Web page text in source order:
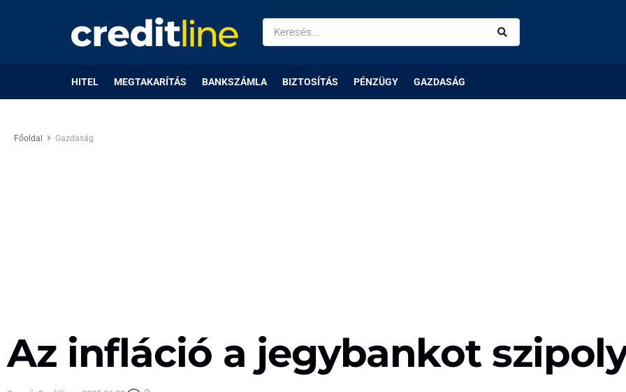
HITEL MEGTAKARÍTÁS BANKSZÁMLA BIZTOSÍTÁS PÉNZÜGY GAZDASÁG
Főoldal Gazdaság
Az infláció a jegybankot